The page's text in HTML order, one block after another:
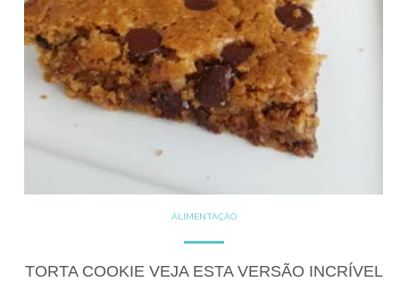
ALIMENTAÇÃO
DICAS DE ALIMENTAÇÃO
LACTOSE FREE
RECEITAS
TORTA COOKIE VEJA ESTA VERSÃO INCRÍVEL